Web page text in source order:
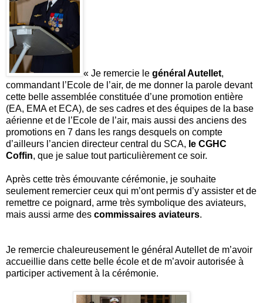
« Je remercie le général Autellet,
commandant l’Ecole de l’air, de me donner la parole devant
cette belle assemblée constituée d’une promotion entière
(EA, EMA et ECA), de ses cadres et des équipes de la base
aérienne et de l’Ecole de l’air, mais aussi des anciens des
promotions en 7 dans les rangs desquels on compte
d’ailleurs l’ancien directeur central du SCA, le CGHC
Coffin, que je salue tout particulièrement ce soir.
Après cette très émouvante cérémonie, je souhaite
seulement remercier ceux qui m’ont permis d’y assister et de
remettre ce poignard, arme très symbolique des aviateurs,
mais aussi arme des commissaires aviateurs.
Je remercie chaleureusement le général Autellet de m’avoir
accueillie dans cette belle école et de m’avoir autorisée à
participer activement à la cérémonie.